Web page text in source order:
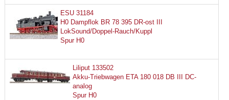
ESU 31184
H0 Dampflok BR 78 395 DR-ost III
LokSound/Doppel-Rauch/Kuppl
Spur H0
Liliput 133502
Akku-Triebwagen ETA 180 018 DB III DC-
analog
Spur H0